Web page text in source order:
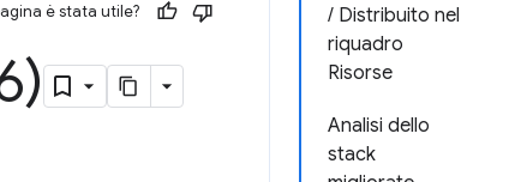
/ Distribuito nel
riquadro
Risorse
Analisi dello
stack
è stata utile?